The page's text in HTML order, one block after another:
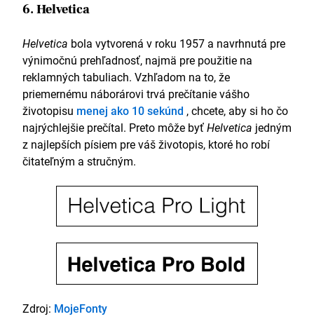
6. Helvetica
Helvetica bola vytvorená v roku 1957 a navrhnutá pre
výnimočnú prehľadnosť, najmä pre použitie na
reklamných tabuliach. Vzhľadom na to, že
priemernému náborárovi trvá prečítanie vášho
životopisu menej ako 10 sekúnd , chcete, aby si ho čo
najrýchlejšie prečítal. Preto môže byťHelvetica jedným
z najlepších písiem pre váš životopis, ktoré ho robí
čitateľným a stručným.
Zdroj: MojeFonty